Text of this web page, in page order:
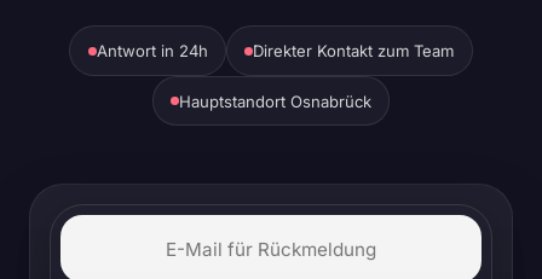
Antwort in 24h Direkter Kontakt zum Team
Hauptstandort Osnabrück